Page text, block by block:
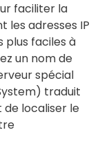
faciliter la
les adresses IP
plus faciles à
un nom de
spécial
traduit
de localiser le